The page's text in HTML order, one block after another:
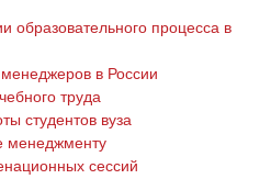
образовательного процесса в
в России
труда
студентов вуза
менеджменту
сессий